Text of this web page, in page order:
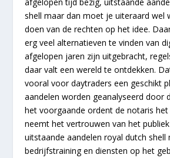
afgelopen tijd bezig, uitstaande
shell maar dan moet je uiteraard wel
doen van de rechten op het idee.
erg veel alternatieven te vinden van
afgelopen jaren zijn uitgebracht,
daar valt een wereld te ontdekken.
vooral voor daytraders een geschikt
aandelen worden geanalyseerd door
het voorgaande ordent de notaris
neemt het vertrouwen van het
uitstaande aandelen royal dutch
bedrijfstraining en diensten op het